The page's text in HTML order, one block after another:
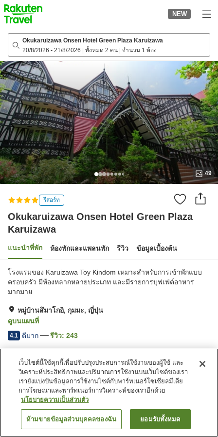
to
top
page
NEW
Okukaruizawa Onsen Hotel Green Plaza Karuizawa
20/8/2026 - 21/8/2026 ทั้งหมด 2 คน จำนวน 1 ห้อง
49
รีสอร์ท
Okukaruizawa Onsen Hotel Green Plaza
Karuizawa
แนะนำที่พัก ห้องพักและแพลนพัก รีวิว ข้อมูลเบื้องต้น
โรงแรมของ Karuizawa Toy Kindom เหมาะสำหรับการเข้าพักแบบ
ครอบครัว มีห้องหลากหลายประเภท และมีรายการบุฟเฟ่ต์อาหาร
มากมาย
หมู่บ้านสึมาโกอิ, กุมมะ, ญี่ปุ่น
ดูบนแผนที่
4.1 ดีมาก รีวิว: 243
สิ่งอำนวยความสะดวกในที่พัก
ที่จอดรถ
ซาวน่า
สปา/บิวตี้ซาลอน
ร้านอาหาร
Okukaruizawa Onsen Hotel Green Plaza Karuizawa
ค้นหาห้องพัก
เว็บไซต์นี้ใช้คุกกี้เพื่อปรับปรุงประสบการณ์ใช้งานของผู้ใช้ และ
วิเคราะห์ประสิทธิภาพและปริมาณการใช้งานบนเว็บไซต์ของเรา
เรายังแบ่งปันข้อมูลการใช้งานไซต์กับพาร์ทเนอร์โซเชียลมีเดีย
การโฆษณาและพาร์ทเนอร์การวิเคราะห์ของเราอีกด้วย
นโยบายความเป็นส่วนตัว
ห้ามขายข้อมูลส่วนบุคคลของฉัน ยอมรับทั้งหมด